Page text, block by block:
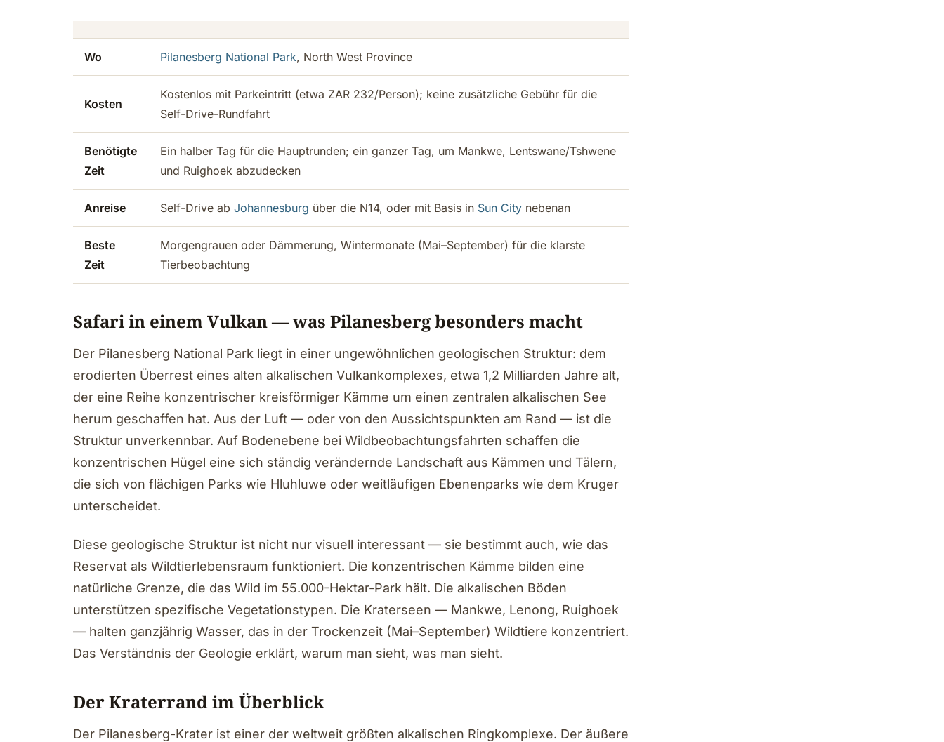
Wo Pilanesberg National Park, North West Province
Kosten
Kostenlos mit Parkeintritt (etwa ZAR 232/Person); keine zusätzliche Gebühr für die
Self-Drive-Rundfahrt
Benötigte
Zeit
Ein halber Tag für die Hauptrunden; ein ganzer Tag, um Mankwe, Lentswane/Tshwene
und Ruighoek abzudecken
Anreise Self-Drive ab Johannesburg über die N14, oder mit Basis in Sun City nebenan
Beste
Zeit
Morgengrauen oder Dämmerung, Wintermonate (Mai–September) für die klarste
Tierbeobachtung
Safari in einem Vulkan — was Pilanesberg besonders macht
Der Pilanesberg National Park liegt in einer ungewöhnlichen geologischen Struktur: dem
erodierten Überrest eines alten alkalischen Vulkankomplexes, etwa 1,2 Milliarden Jahre alt,
der eine Reihe konzentrischer kreisförmiger Kämme um einen zentralen alkalischen See
herum geschaffen hat. Aus der Luft — oder von den Aussichtspunkten am Rand — ist die
Struktur unverkennbar. Auf Bodenebene bei Wildbeobachtungsfahrten schaffen die
konzentrischen Hügel eine sich ständig verändernde Landschaft aus Kämmen und Tälern,
die sich von flächigen Parks wie Hluhluwe oder weitläufigen Ebenenparks wie dem Kruger
unterscheidet.
Diese geologische Struktur ist nicht nur visuell interessant — sie bestimmt auch, wie das
Reservat als Wildtierlebensraum funktioniert. Die konzentrischen Kämme bilden eine
natürliche Grenze, die das Wild im 55.000-Hektar-Park hält. Die alkalischen Böden
unterstützen spezifische Vegetationstypen. Die Kraterseen — Mankwe, Lenong, Ruighoek
— halten ganzjährig Wasser, das in der Trockenzeit (Mai–September) Wildtiere konzentriert.
Das Verständnis der Geologie erklärt, warum man sieht, was man sieht.
Der Kraterrand im Überblick
Der Pilanesberg-Krater ist einer der weltweit größten alkalischen Ringkomplexe. Der äußere